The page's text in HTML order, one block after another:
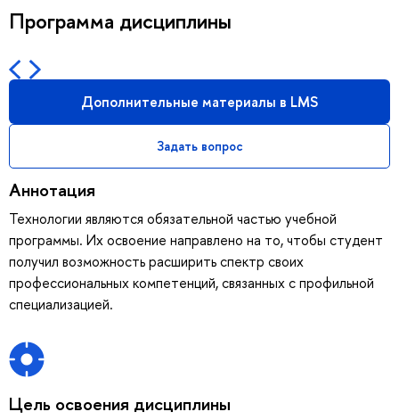
Программа дисциплины
Дополнительные материалы в LMS
Задать вопрос
Аннотация
Технологии являются обязательной частью учебной
программы. Их освоение направлено на то, чтобы студент
получил возможность расширить спектр своих
профессиональных компетенций, связанных с профильной
специализацией.
Цель освоения дисциплины